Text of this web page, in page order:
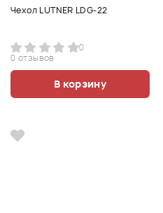
Чехол LUTNER LDG-22
0
0 отзывов
В корзину